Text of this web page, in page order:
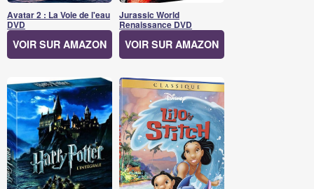
Avatar 2 : La Voie de l'eau
DVD
VOIR SUR AMAZON
Jurassic World
Renaissance DVD
VOIR SUR AMAZON